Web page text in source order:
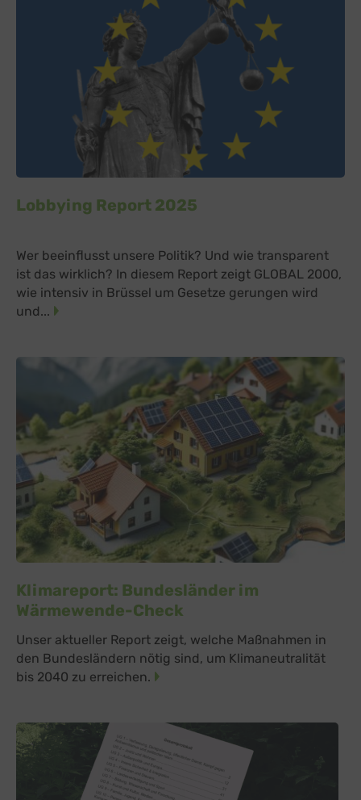
Lobbying Report 2025
Wer beeinflusst unsere Politik? Und wie transparent
ist das wirklich? In diesem Report zeigt GLOBAL 2000,
wie intensiv in Brüssel um Gesetze gerungen wird
und...
Klimareport: Bundesländer im
Wärmewende-Check
Unser aktueller Report zeigt, welche Maßnahmen in
den Bundesländern nötig sind, um Klimaneutralität
bis 2040 zu erreichen.